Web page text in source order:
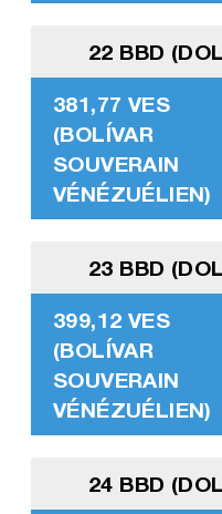
22 BBD
381,77 VES
(BOLÍVAR
SOUVERAIN
VÉNÉZUÉLIEN)
23 BBD
399,12 VES
(BOLÍVAR
SOUVERAIN
VÉNÉZUÉLIEN)
24 BBD